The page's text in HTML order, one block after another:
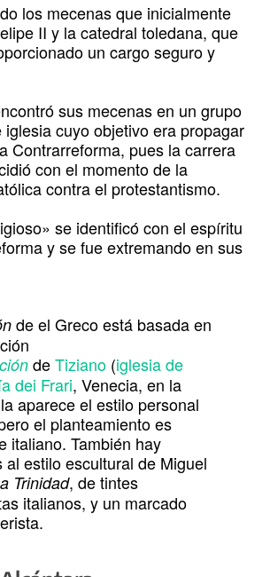
los mecenas que inicialmente
II y la catedral toledana, que
un cargo seguro y
sus mecenas en un grupo
cuyo objetivo era propagar
Contrarreforma, pues la carrera
con el momento de la
contra el protestantismo.
se identificó con el espíritu
y se fue extremando en sus
de el Greco está basada en
deTiziano(iglesia de
dei Frari, Venecia, en la
aparece el estilo personal
el planteamiento es
italiano. También hay
al estilo escultural de Miguel
Trinidad, de tintes
italianos, y un marcado